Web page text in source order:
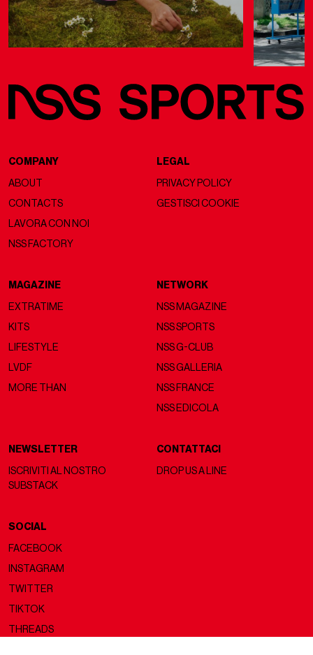
COMPANY
ABOUT
CONTACTS
LAVORA CON NOI
NSS FACTORY
LEGAL
PRIVACY POLICY
GESTISCI COOKIE
MAGAZINE
EXTRATIME
KITS
LIFESTYLE
LVDF
MORE THAN
NETWORK
NSS MAGAZINE
NSS SPORTS
NSS G-CLUB
NSS GALLERIA
NSS FRANCE
NSS EDICOLA
NEWSLETTER
ISCRIVITI AL NOSTRO
SUBSTACK
CONTATTACI
DROP US A LINE
SOCIAL
FACEBOOK
INSTAGRAM
TWITTER
TIKTOK
THREADS